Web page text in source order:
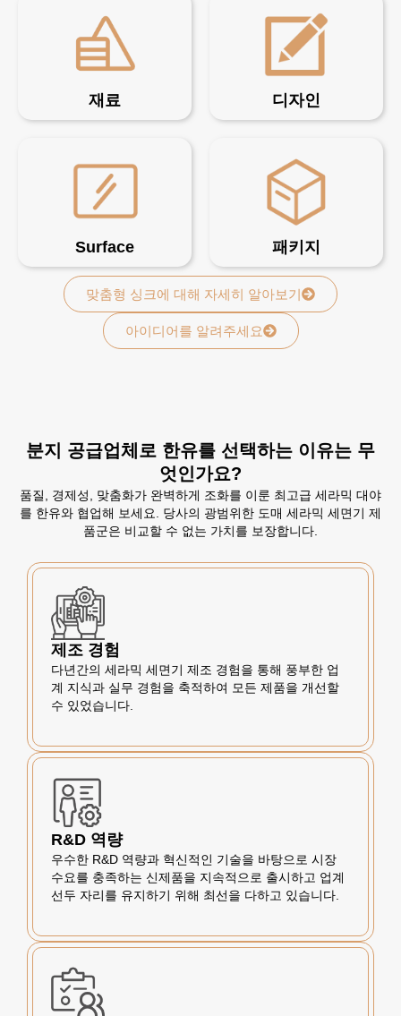
재료 디자인
Surface 패키지
맞춤형 싱크에 대해 자세히 알아보기
아이디어를 알려주세요
분지 공급업체로 한유를 선택하는 이유는 무
엇인가요?
품질, 경제성, 맞춤화가 완벽하게 조화를 이룬 최고급 세라믹 대야
를 한유와 협업해 보세요. 당사의 광범위한 도매 세라믹 세면기 제
품군은 비교할 수 없는 가치를 보장합니다.
제조 경험
다년간의 세라믹 세면기 제조 경험을 통해 풍부한 업
계 지식과 실무 경험을 축적하여 모든 제품을 개선할
수 있었습니다.
R&D 역량
우수한 R&D 역량과 혁신적인 기술을 바탕으로 시장
수요를 충족하는 신제품을 지속적으로 출시하고 업계
선두 자리를 유지하기 위해 최선을 다하고 있습니다.